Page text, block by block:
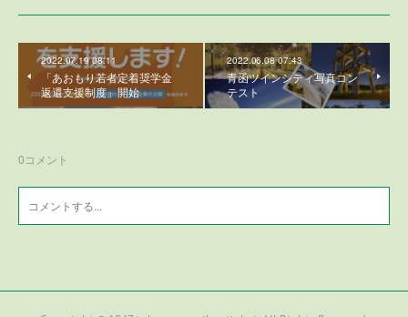
2022.07.19 08:11
「あおもり若者定着奨学金
返還支援制度」開始
2022.06.08 07:43
青函ツインシティ写真コン
テスト
0コメント